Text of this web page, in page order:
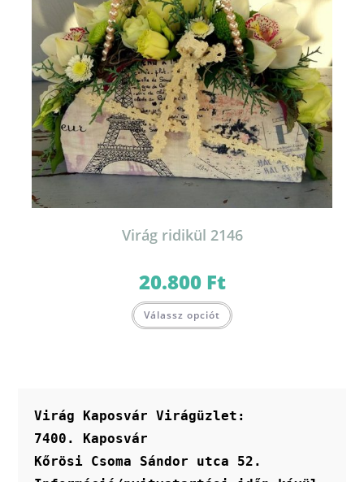
Virág ridikül 2146
20.800 Ft
Válassz opciót
Virág Kaposvár Virágüzlet:
7400. Kaposvár
Kőrösi Csoma Sándor utca 52.